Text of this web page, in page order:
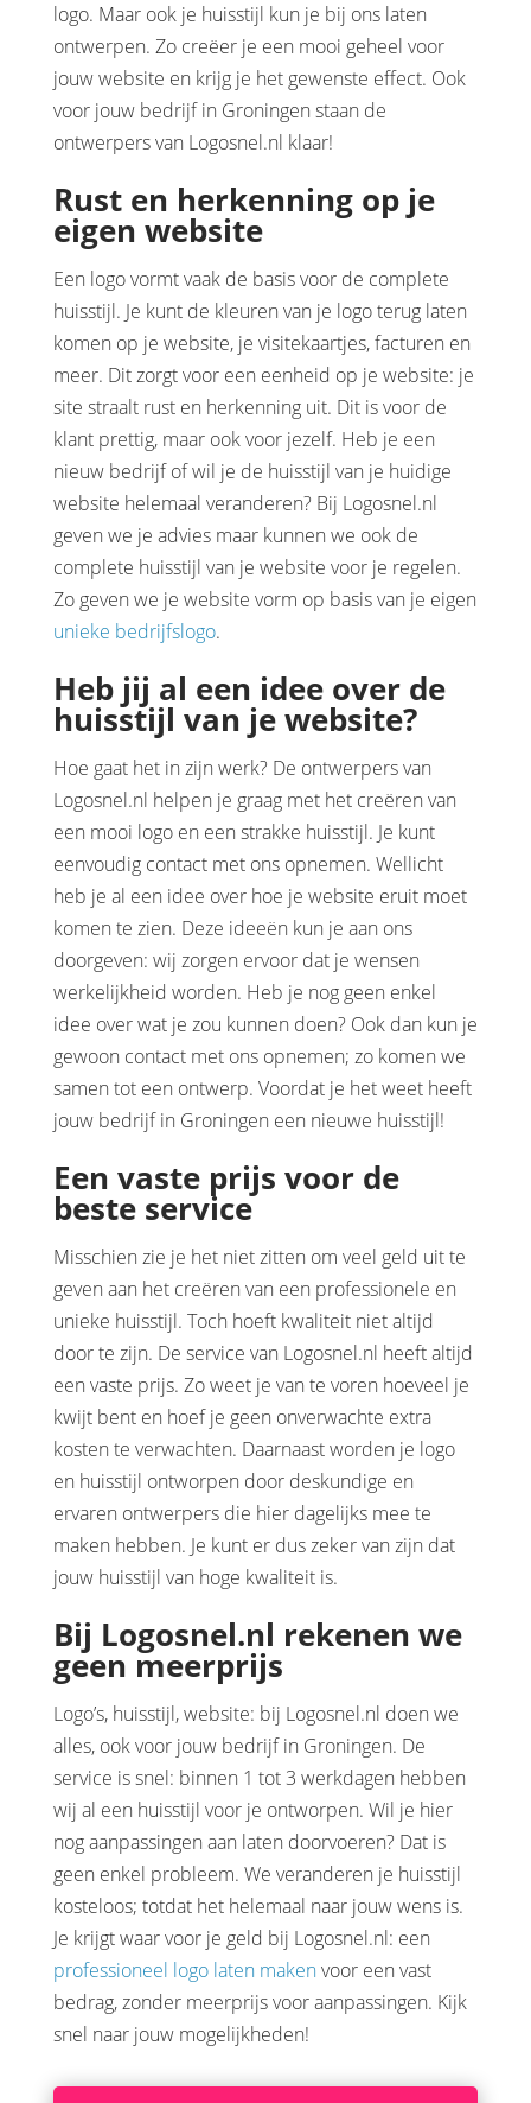
logo. Maar ook je huisstijl kun je bij ons laten
ontwerpen. Zo creëer je een mooi geheel voor
jouw website en krijg je het gewenste effect. Ook
voor jouw bedrijf in Groningen staan de
ontwerpers van Logosnel.nl klaar!
Rust en herkenning op je
eigen website
Een logo vormt vaak de basis voor de complete
huisstijl. Je kunt de kleuren van je logo terug laten
komen op je website, je visitekaartjes, facturen en
meer. Dit zorgt voor een eenheid op je website: je
site straalt rust en herkenning uit. Dit is voor de
klant prettig, maar ook voor jezelf. Heb je een
nieuw bedrijf of wil je de huisstijl van je huidige
website helemaal veranderen? Bij Logosnel.nl
geven we je advies maar kunnen we ook de
complete huisstijl van je website voor je regelen.
Zo geven we je website vorm op basis van je eigen
unieke bedrijfslogo.
Heb jij al een idee over de
huisstijl van je website?
Hoe gaat het in zijn werk? De ontwerpers van
Logosnel.nl helpen je graag met het creëren van
een mooi logo en een strakke huisstijl. Je kunt
eenvoudig contact met ons opnemen. Wellicht
heb je al een idee over hoe je website eruit moet
komen te zien. Deze ideeën kun je aan ons
doorgeven: wij zorgen ervoor dat je wensen
werkelijkheid worden. Heb je nog geen enkel
idee over wat je zou kunnen doen? Ook dan kun je
gewoon contact met ons opnemen; zo komen we
samen tot een ontwerp. Voordat je het weet heeft
jouw bedrijf in Groningen een nieuwe huisstijl!
Een vaste prijs voor de
beste service
Misschien zie je het niet zitten om veel geld uit te
geven aan het creëren van een professionele en
unieke huisstijl. Toch hoeft kwaliteit niet altijd
door te zijn. De service van Logosnel.nl heeft altijd
een vaste prijs. Zo weet je van te voren hoeveel je
kwijt bent en hoef je geen onverwachte extra
kosten te verwachten. Daarnaast worden je logo
en huisstijl ontworpen door deskundige en
ervaren ontwerpers die hier dagelijks mee te
maken hebben. Je kunt er dus zeker van zijn dat
jouw huisstijl van hoge kwaliteit is.
Bij Logosnel.nl rekenen we
geen meerprijs
Logo’s, huisstijl, website: bij Logosnel.nl doen we
alles, ook voor jouw bedrijf in Groningen. De
service is snel: binnen 1 tot 3 werkdagen hebben
wij al een huisstijl voor je ontworpen. Wil je hier
nog aanpassingen aan laten doorvoeren? Dat is
geen enkel probleem. We veranderen je huisstijl
kosteloos; totdat het helemaal naar jouw wens is.
Je krijgt waar voor je geld bij Logosnel.nl: een
professioneel logo laten makenvoor een vast
bedrag, zonder meerprijs voor aanpassingen. Kijk
snel naar jouw mogelijkheden!